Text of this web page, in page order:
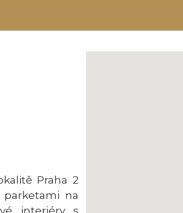
Praha 2
na